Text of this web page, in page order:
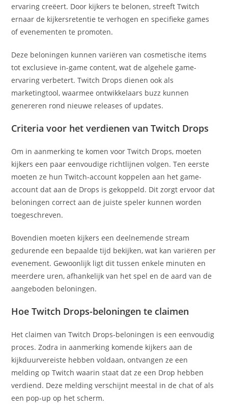
ervaring creëert. Door kijkers te belonen, streeft Twitch
ernaar de kijkersretentie te verhogen en specifieke games
of evenementen te promoten.
Deze beloningen kunnen variëren van cosmetische items
tot exclusieve in-game content, wat de algehele game-
ervaring verbetert. Twitch Drops dienen ook als
marketingtool, waarmee ontwikkelaars buzz kunnen
genereren rond nieuwe releases of updates.
Criteria voor het verdienen van Twitch Drops
Om in aanmerking te komen voor Twitch Drops, moeten
kijkers een paar eenvoudige richtlijnen volgen. Ten eerste
moeten ze hun Twitch-account koppelen aan het game-
account dat aan de Drops is gekoppeld. Dit zorgt ervoor dat
beloningen correct aan de juiste speler kunnen worden
toegeschreven.
Bovendien moeten kijkers een deelnemende stream
gedurende een bepaalde tijd bekijken, wat kan variëren per
evenement. Gewoonlijk ligt dit tussen enkele minuten en
meerdere uren, afhankelijk van het spel en de aard van de
aangeboden beloningen.
Hoe Twitch Drops-beloningen te claimen
Het claimen van Twitch Drops-beloningen is een eenvoudig
proces. Zodra in aanmerking komende kijkers aan de
kijkduurvereiste hebben voldaan, ontvangen ze een
melding op Twitch waarin staat dat ze een Drop hebben
verdiend. Deze melding verschijnt meestal in de chat of als
een pop-up op het scherm.